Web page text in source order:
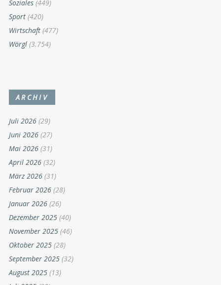
Soziales (449)
Sport (420)
Wirtschaft (477)
Wörgl (3.754)
ARCHIV
Juli 2026 (29)
Juni 2026 (27)
Mai 2026 (31)
April 2026 (32)
März 2026 (31)
Februar 2026 (28)
Januar 2026 (26)
Dezember 2025 (40)
November 2025 (46)
Oktober 2025 (28)
September 2025 (32)
August 2025 (13)